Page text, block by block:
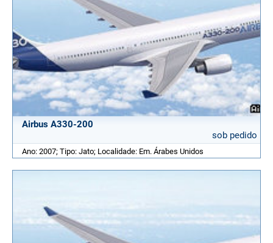
Airbus A330-200
sob pedido
Ano: 2007; Tipo: Jato; Localidade: Em. Árabes Unidos